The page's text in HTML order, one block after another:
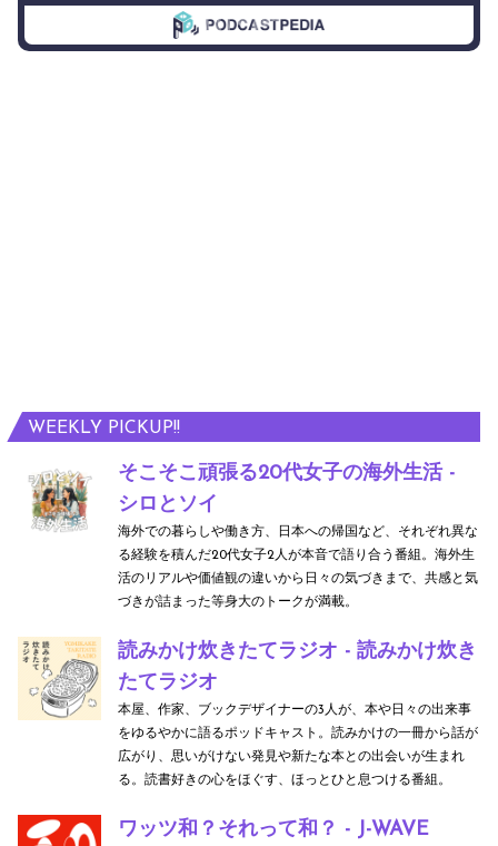
WEEKLY PICKUP!!
そこそこ頑張る20代女子の海外生活 -
シロとソイ
海外での暮らしや働き方、日本への帰国など、それぞれ異な
る経験を積んだ20代女子2人が本音で語り合う番組。海外生
活のリアルや価値観の違いから日々の気づきまで、共感と気
づきが詰まった等身大のトークが満載。
読みかけ炊きたてラジオ - 読みかけ炊き
たてラジオ
本屋、作家、ブックデザイナーの3人が、本や日々の出来事
をゆるやかに語るポッドキャスト。読みかけの一冊から話が
広がり、思いがけない発見や新たな本との出会いが生まれ
る。読書好きの心をほぐす、ほっとひと息つける番組。
ワッツ和？それって和？ - J-WAVE